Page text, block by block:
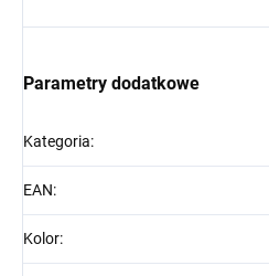
Parametry dodatkowe
Kategoria:
EAN:
Kolor: